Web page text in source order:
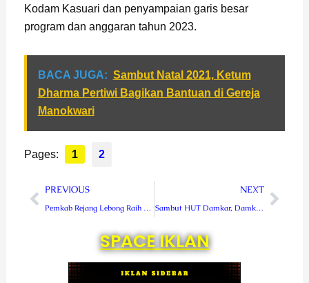
Kodam Kasuari dan penyampaian garis besar
program dan anggaran tahun 2023.
BACA JUGA: Sambut Natal 2021, Ketum
Dharma Pertiwi Bagikan Bantuan di Gereja
Manokwari
Pages: 1 2
Prev
PREVIOUS
Pemkab Rejang Lebong Raih Predikat Zona Hijau Pelayanan Publik dari Ombudsman RI
NEXT
Sambut HUT Damkar, Damkar RL Bersihkan Lingkungan Masjid Agung Curup
Next
SPACE IKLAN